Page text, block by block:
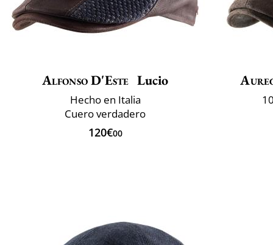
Alfonso D'Este Lucio
Hecho en Italia
Cuero verdadero
120€00